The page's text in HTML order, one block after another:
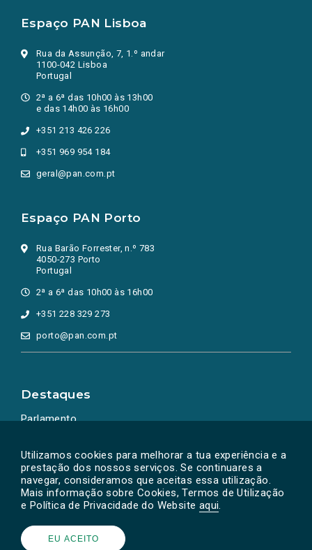
Utilizamos cookies para melhorar a tua experiência e a
prestação dos nossos serviços. Se continuares a
navegar, consideramos que aceitas essa utilização.
Mais informação sobre Cookies, Termos de Utilização
e Política de Privacidade do Website aqui.
EU ACEITO
Espaço PAN Lisboa
Rua da Assunção, 7, 1.º andar
1100-042 Lisboa
Portugal
2ª a 6ª das 10h00 às 13h00
e das 14h00 às 16h00
+351 213 426 226
+351 969 954 184
geral@pan.com.pt
Espaço PAN Porto
Rua Barão Forrester, n.º 783
4050-273 Porto
Portugal
2ª a 6ª das 10h00 às 16h00
+351 228 329 273
porto@pan.com.pt
Destaques
Parlamento
Powered by © PAN 2026